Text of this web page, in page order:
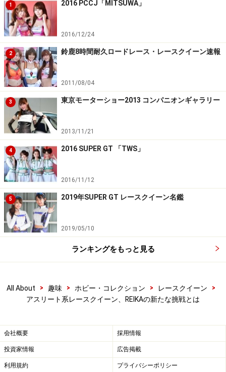
お姉さん系のイメージだったんです。
初めのうちはまわりに合わせようかとも思ったんですけ
ど、そうは言ってもカッコイイ系が好きなファンの人も
いると思い直し、自分は自分の道を突き進もうと思うよ
うになりました。
本来の自分を取り戻すために「ベストボデ
ィ・ジャパン」を受けました
――そんなレースクイーンとして我が道を進んできた
REIKAさんが、なぜこのタイミングで「ベストボディ・
ジャパン」に挑戦してみようと思ったんですか？
REIKA：カッコイイ系のレースクイーンを目指していた
と言っても、以前ほど体は動かしてなかったんですね。
そんな時、レースクイーン仲間からスポーツジムに行こ
分を見て、カッコイイ系のレースクイーンというキャラ
とに気づいたんです。
そこでどうせやるなら目的が欲しいと考えていた時に、
まわりから勧められたことのある「ベストボディ・ジャ
1 2016 PCCJ「MITSUWA」
2016/12/24
2 鈴鹿8時間耐久ロードレース・レースクイーン速報
2011/08/04
3 東京モーターショー2013 コンパニオンギャラリー
2013/11/21
4 2016 SUPER GT 「TWS」
2016/11/12
5 2019年SUPER GT レースクイーン名鑑
2019/05/10
ランキングをもっと見る
All About > 趣味 > ホビー・コレクション > レースクイーン
>
アスリート系レースクイーン、REIKAの新たな挑戦とは
会社概要 採用情報
投資家情報 広告掲載
利用規約 プライバシーポリシー